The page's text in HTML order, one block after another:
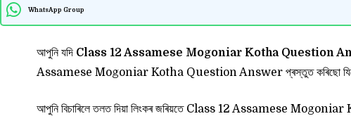
WhatsApp Group
আপুনি যদি Class 12 Assamese Mogoniar Kotha Question
Assamese Mogoniar Kotha Question Answer প্ৰস্তুত কৰিছো যিয়ে
আপুনি বিচাৰিলে তলত দিয়া লিংকৰ জৰিয়তে Class 12 Assamese